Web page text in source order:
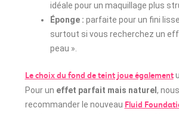
idéale pour un maquillage plus
Éponge : parfaite pour un fini
surtout si vous recherchez un
peau ».
Le choix du fond de teint joue également
Pour un effet parfait mais naturel ,
recommander le nouveau Fluid